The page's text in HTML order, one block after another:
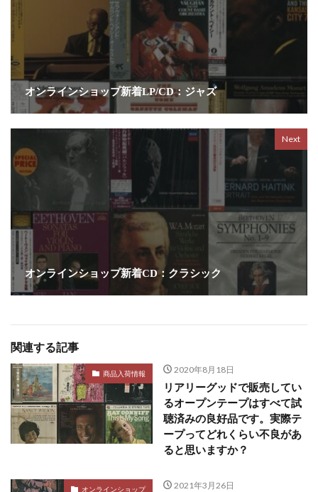
オンラインショップ新着LP/CD：ジャズ
Next
オンラインショップ新着CD：クラシック
関連する記事
商品入荷情報 2020年8月18日
リアリーグッドで販売してい
るオープンテープはすべて試
聴済みの良好品です。実際テ
ープってどれくらい不良があ
ると思いますか？
オンラインショップ 2021年3月26日